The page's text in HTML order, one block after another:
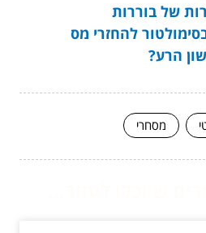
של בוררות
להחזרי מס
הרע?
מסחרי